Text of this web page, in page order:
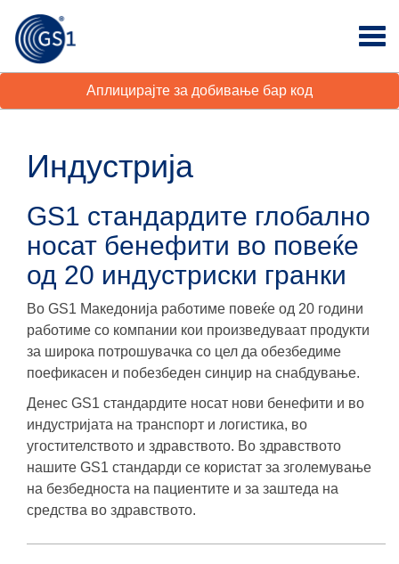
Аплицирајте за добивање бар код
Индустрија
GS1 стандардите глобално
носат бенефити во повеќе
од 20 индустриски гранки
Во GS1 Македонија работиме повеќе од 20 години
работиме со компании кои произведуваат продукти
за широка потрошувачка со цел да обезбедиме
поефикасен и побезбеден синџир на снабдување.
Денес GS1 стандардите носат нови бенефити и во
индустријата на транспорт и логистика, во
угостителството и здравството. Во здравството
нашите GS1 стандарди се користат за зголемување
на безбедноста на пациентите и за заштеда на
средства во здравството.